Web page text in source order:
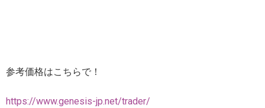
参考価格はこちらで！
https://www.genesis-jp.net/trader/